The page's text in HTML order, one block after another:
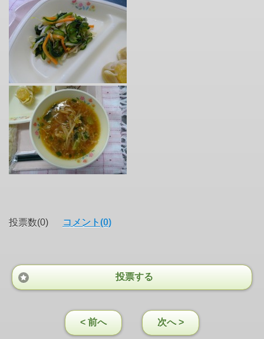
投票数(0) コメント(0)
投票する
< 前へ 次へ >